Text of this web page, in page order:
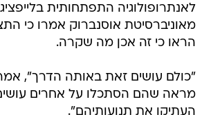
לאנתרופולוגיה התפתחותית
מאוניברסיטת אוסנברוק אמרו כי
הראו כי זה אכן מה שקרה.
"כולם עושים זאת באותה הדרך",
מראה שהם הסתכלו על אחרים
העתיקו את תנועותיהם".